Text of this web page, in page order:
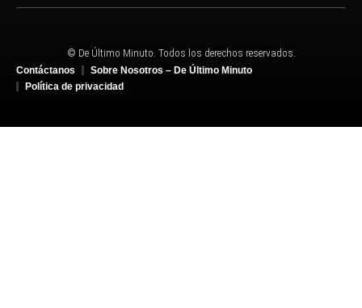
© De Último Minuto. Todos los derechos reservados.
Contáctanos
Sobre Nosotros – De Último Minuto
Política de privacidad